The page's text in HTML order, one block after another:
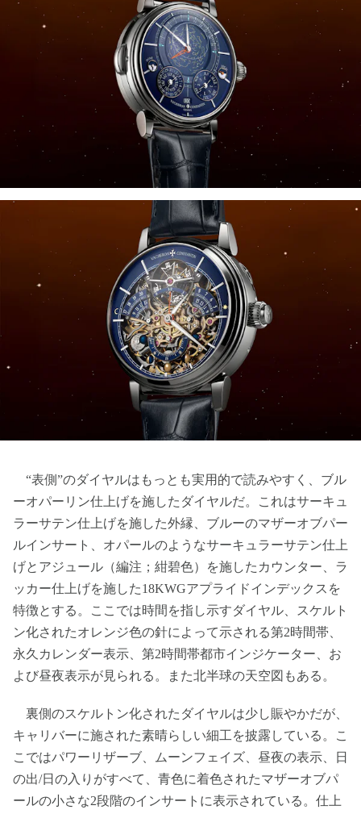
“表側”のダイヤルはもっとも実用的で読みやすく、ブル
ーオパーリン仕上げを施したダイヤルだ。これはサーキュ
ラーサテン仕上げを施した外縁、ブルーのマザーオブパー
ルインサート、オパールのようなサーキュラーサテン仕上
げとアジュール（編注；紺碧色）を施したカウンター、ラ
ッカー仕上げを施した18KWGアプライドインデックスを
特徴とする。ここでは時間を指し示すダイヤル、スケルト
ン化されたオレンジ色の針によって示される第2時間帯、
永久カレンダー表示、第2時間帯都市インジケーター、お
よび昼夜表示が見られる。また北半球の天空図もある。
裏側のスケルトン化されたダイヤルは少し賑やかだが、
キャリバーに施された素晴らしい細工を披露している。こ
こではパワーリザーブ、ムーンフェイズ、昼夜の表示、日
の出/日の入りがすべて、青色に着色されたマザーオブパ
ールの小さな2段階のインサートに表示されている。仕上